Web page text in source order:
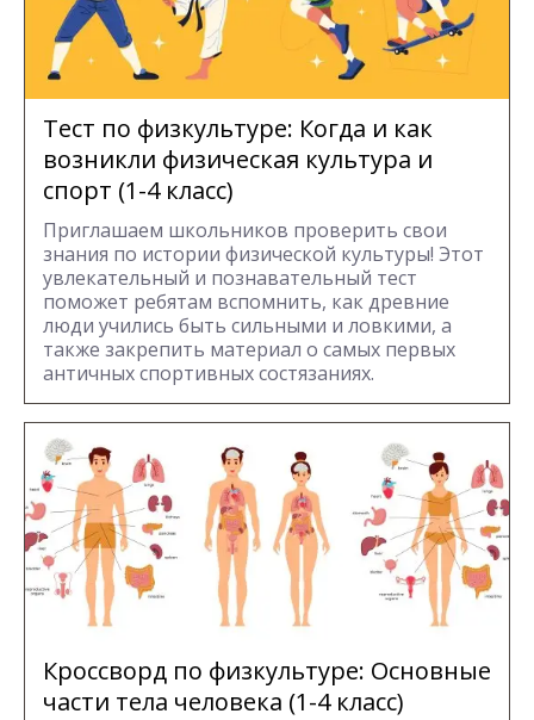
Тест по физкультуре: Когда и как
возникли физическая культура и
спорт (1-4 класс)
Приглашаем школьников проверить свои
знания по истории физической культуры! Этот
увлекательный и познавательный тест
поможет ребятам вспомнить, как древние
люди учились быть сильными и ловкими, а
также закрепить материал о самых первых
античных спортивных состязаниях.
Кроссворд по физкультуре: Основные
части тела человека (1-4 класс)